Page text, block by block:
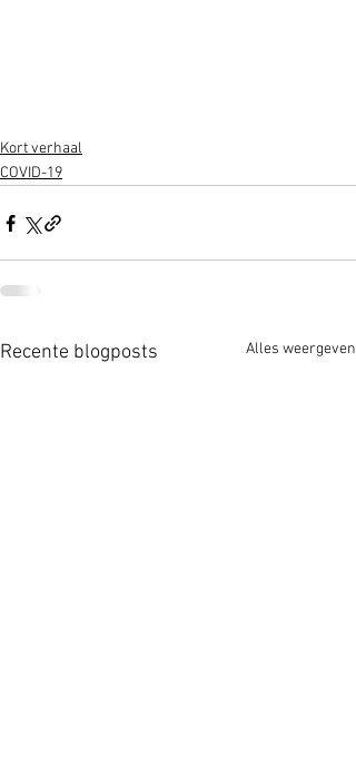
Kort verhaal
COVID-19
Recente blogposts Alles weergeven